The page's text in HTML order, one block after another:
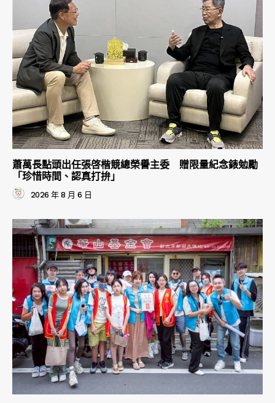
蕭萬長點頭出任張啓楷競總榮譽主委 贈限量紀念錶勉勵
「珍惜時間、認真打拚」
2026 年 8 月 6 日